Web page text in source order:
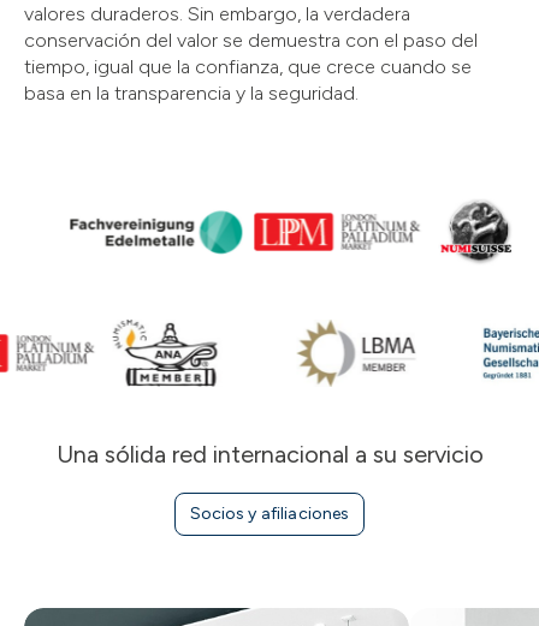
valores duraderos. Sin embargo, la verdadera
conservación del valor se demuestra con el paso del
tiempo, igual que la confianza, que crece cuando se
basa en la transparencia y la seguridad.
Una sólida red internacional a su servicio
Socios y afiliaciones